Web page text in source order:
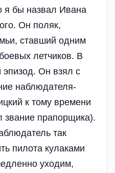
я бы назвал Ивана
Он поляк,
ставший одним
летчиков. В
эпизод. Он взял с
наблюдателя-
к тому времени
звание прапорщика).
так
пилота кулаками
уходим,